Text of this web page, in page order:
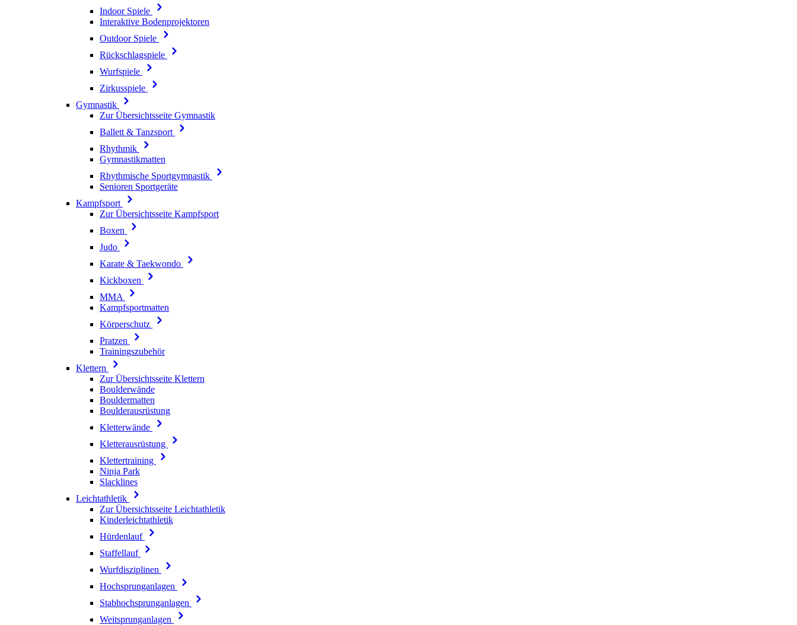
Indoor Spiele
Interaktive Bodenprojektoren
Outdoor Spiele
Rückschlagspiele
Wurfspiele
Zirkusspiele
Gymnastik
Zur Übersichtsseite Gymnastik
Ballett & Tanzsport
Rhythmik
Gymnastikmatten
Rhythmische Sportgymnastik
Senioren Sportgeräte
Kampfsport
Zur Übersichtsseite Kampfsport
Boxen
Judo
Karate & Taekwondo
Kickboxen
MMA
Kampfsportmatten
Körperschutz
Pratzen
Trainingszubehör
Klettern
Zur Übersichtsseite Klettern
Boulderwände
Bouldermatten
Boulderausrüstung
Kletterwände
Kletterausrüstung
Klettertraining
Ninja Park
Slacklines
Leichtathletik
Zur Übersichtsseite Leichtathletik
Kinderleichtathletik
Hürdenlauf
Staffellauf
Wurfdisziplinen
Hochsprunganlagen
Stabhochsprunganlagen
Weitsprunganlagen